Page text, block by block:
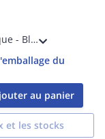
Chauffe-eau électrique - Blindé 300L stable monophasé - livré avec 1 raccord diélectrique 3/4'
du
au panier
et les stocks